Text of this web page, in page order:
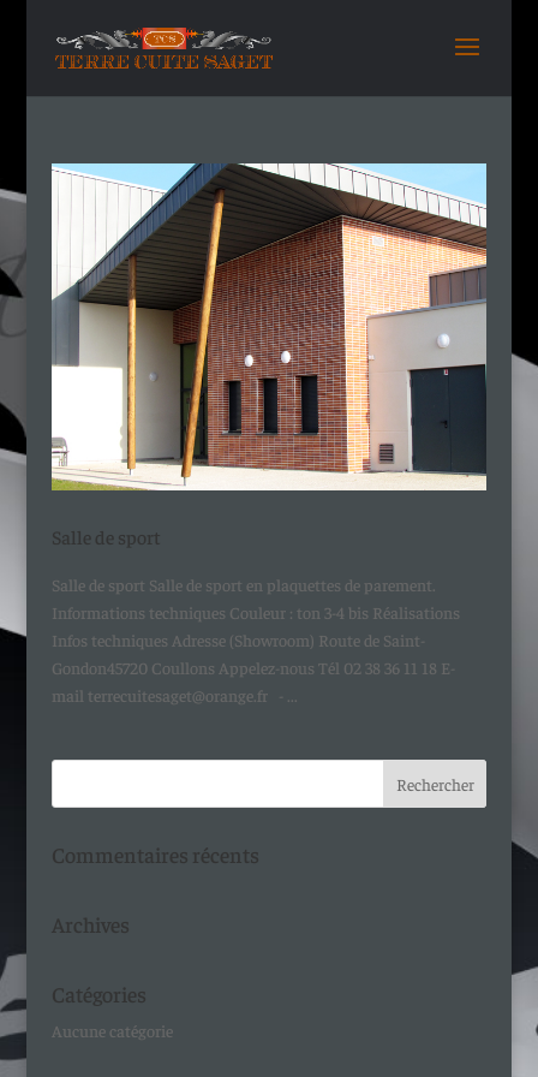
Salle de sport
Salle de sport Salle de sport en plaquettes de parement.
Informations techniques Couleur : ton 3-4 bis Réalisations
Infos techniques Adresse (Showroom) Route de Saint-
Gondon45720 Coullons Appelez-nous Tél 02 38 36 11 18 E-
mail terrecuitesaget@orange.fr - ...
Commentaires récents
Archives
Catégories
Aucune catégorie